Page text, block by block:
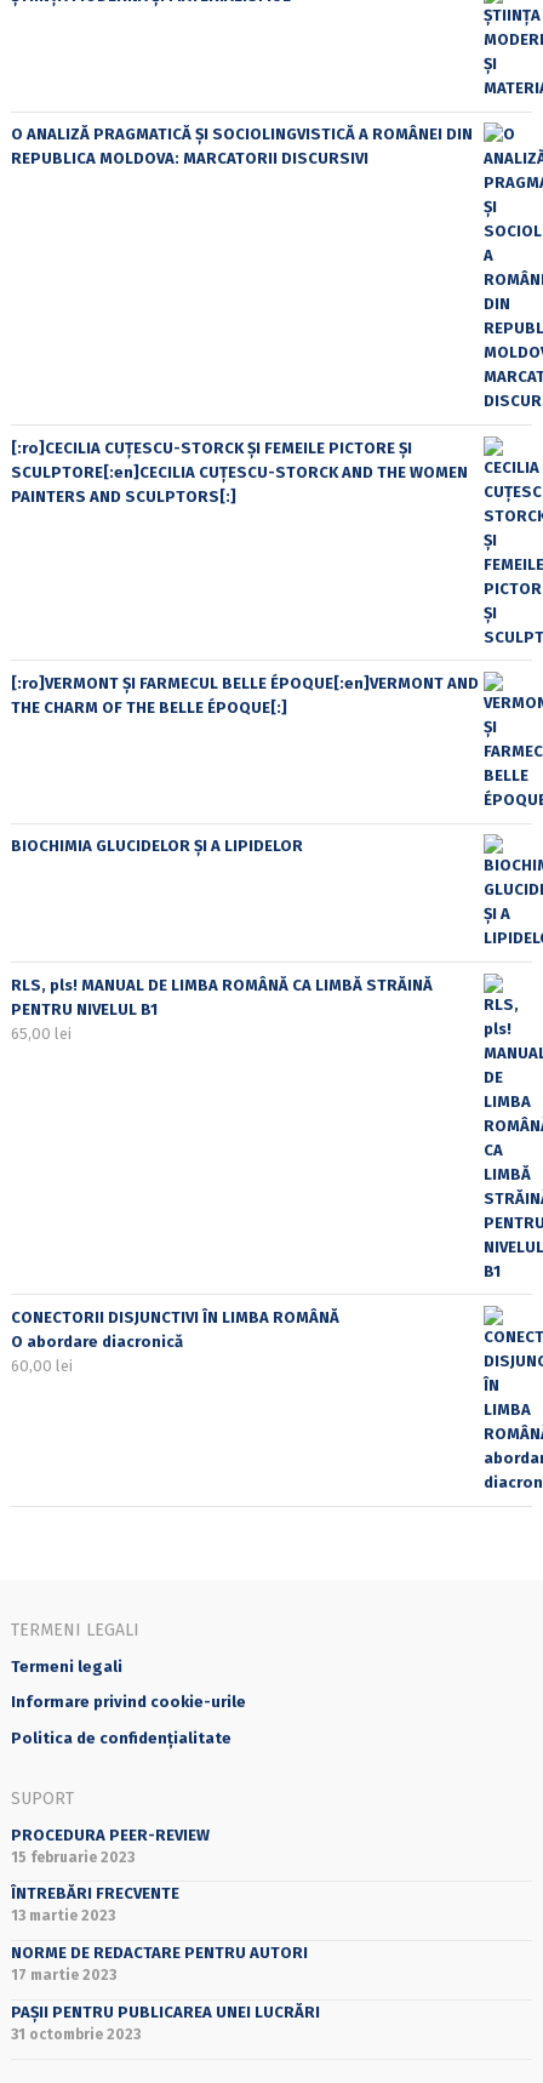
O ANALIZĂ PRAGMATICĂ ȘI SOCIOLINGVISTICĂ A ROMÂNEI DIN
REPUBLICA MOLDOVA: MARCATORII DISCURSIVI
[:ro]CECILIA CUŢESCU-STORCK ŞI FEMEILE PICTORE ŞI
SCULPTORE[:en]CECILIA CUŢESCU-STORCK AND THE WOMEN
PAINTERS AND SCULPTORS[:]
[:ro]VERMONT ȘI FARMECUL BELLE ÉPOQUE[:en]VERMONT AND
THE CHARM OF THE BELLE ÉPOQUE[:]
BIOCHIMIA GLUCIDELOR ȘI A LIPIDELOR
RLS, pls! MANUAL DE LIMBA ROMÂNĂ CA LIMBĂ STRĂINĂ
PENTRU NIVELUL B1
65,00 lei
CONECTORII DISJUNCTIVI ÎN LIMBA ROMÂNĂ
O abordare diacronică
60,00 lei
TERMENI LEGALI
Termeni legali
Informare privind cookie-urile
Politica de confidențialitate
SUPORT
PROCEDURA PEER-REVIEW
15 februarie 2023
ÎNTREBĂRI FRECVENTE
13 martie 2023
NORME DE REDACTARE PENTRU AUTORI
17 martie 2023
PAȘII PENTRU PUBLICAREA UNEI LUCRĂRI
31 octombrie 2023